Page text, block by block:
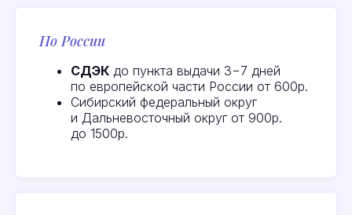
По России
СДЭК до пункта выдачи 3−7 дней
по европейской части России от 600р.
Сибирский федеральный округ
и Дальневосточный округ от 900р.
до 1500р.